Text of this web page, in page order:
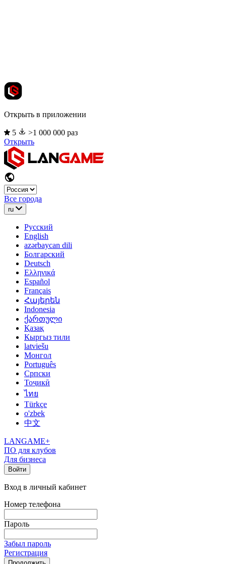
Открыть в приложении
5
>1 000 000 раз
Открыть
Все города
ru
Русский
English
azərbaycan dili
Болгарский
Deutsch
Ελληνικά
Español
Français
Հայերեն
Indonesia
ქართული
Қазақ
Кыргыз тили
latviešu
Монгол
Português
Српски
Тоҷикӣ
ไทย
Türkçe
o'zbek
中文
LANGAME+
ПО для клубов
Для бизнеса
Войти
Вход в личный кабинет
Номер телефона
Пароль
Забыл пароль
Регистрация